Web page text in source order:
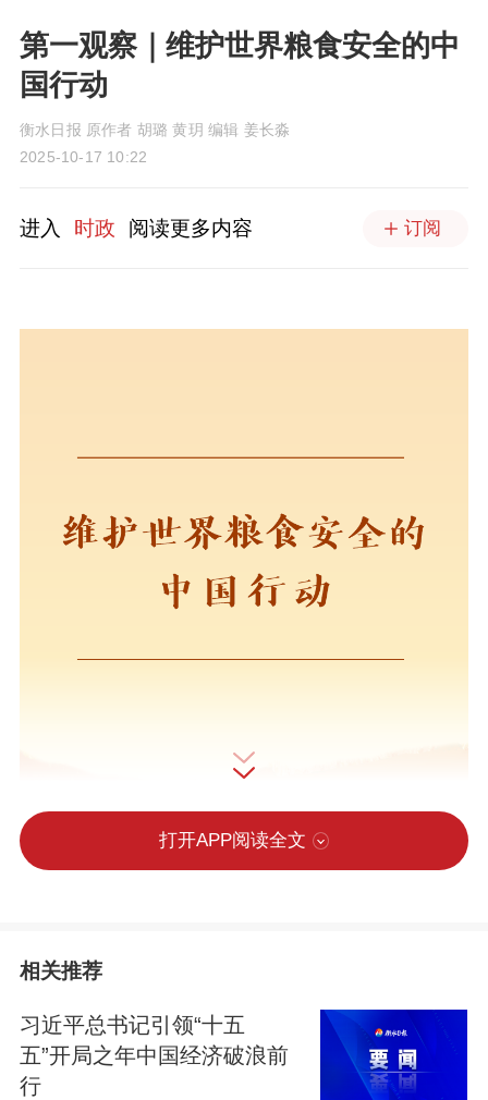
第一观察｜维护世界粮食安全的中
国行动
衡水日报 原作者 胡璐 黄玥 编辑 姜长淼
2025-10-17 10:22
进入 时政 阅读更多内容 订阅
在非洲岛国马达加斯加面值2万阿里亚里纸
打开APP阅读全文
相关推荐
习近平总书记引领“十五
五”开局之年中国经济破浪前
行